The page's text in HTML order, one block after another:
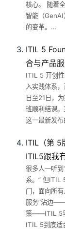
核心。 随着
智能（
的变革。...
ITIL 5
合与产品
ITIL 5 开创
入实践体系
日至21日，
班顺利结课
这一最新发
ITIL（第 5
ITIL5跟我
很多人一听
系。” 但ITIL
门，面向所
服务”沾边——
策——ITIL 5里
ITIL 5到底适